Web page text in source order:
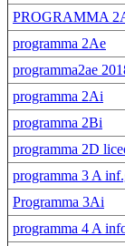
PROGRAMMA
programma 2Ae
programma2ae
programma 2Ai
programma 2Bi
programma 2D
programma 3 A
Programma 3Ai
programma 4 A